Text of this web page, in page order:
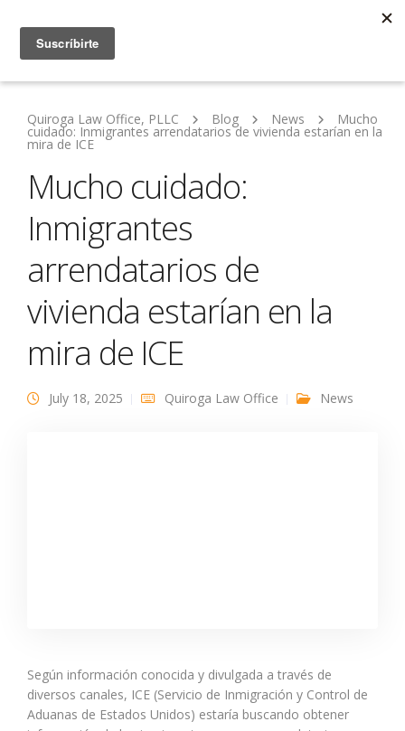
Quiroga Law Office, PLLC Blog News Mucho
cuidado: Inmigrantes arrendatarios de vivienda estarían en la
mira de ICE
Mucho cuidado:
Inmigrantes
arrendatarios de
vivienda estarían en la
mira de ICE
July 18, 2025 Quiroga Law Office News
Según información conocida y divulgada a través de
diversos canales, ICE (Servicio de Inmigración y Control de
Aduanas de Estados Unidos) estaría buscando obtener